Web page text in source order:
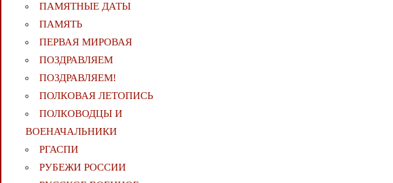
ПАМЯТНЫЕ ДАТЫ
ПАМЯТЬ
ПЕРВАЯ МИРОВАЯ
ПОЗДРАВЛЯЕМ
ПОЗДРАВЛЯЕМ!
ПОЛКОВАЯ ЛЕТОПИСЬ
ПОЛКОВОДЦЫ И
ВОЕНАЧАЛЬНИКИ
РГАСПИ
РУБЕЖИ РОССИИ